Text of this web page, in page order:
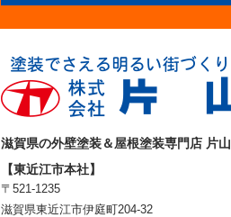
滋賀県の外壁塗装＆屋根塗装専門店 片山
【東近江市本社】
〒521-1235
滋賀県東近江市伊庭町204-32